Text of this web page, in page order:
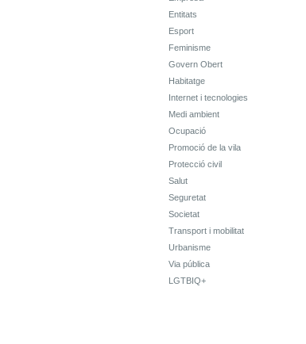
Entitats
Esport
Feminisme
Govern Obert
Habitatge
Internet i tecnologies
Medi ambient
Ocupació
Promoció de la vila
Protecció civil
Salut
Seguretat
Societat
Transport i mobilitat
Urbanisme
Via pública
LGTBIQ+